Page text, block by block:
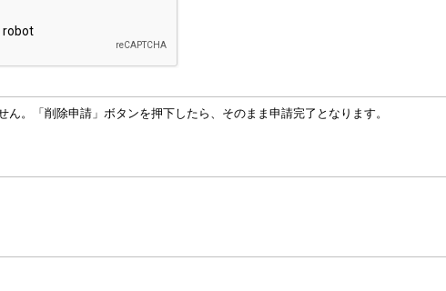
ん。「削除申請」ボタンを押下したら、そのまま申請完了となります。